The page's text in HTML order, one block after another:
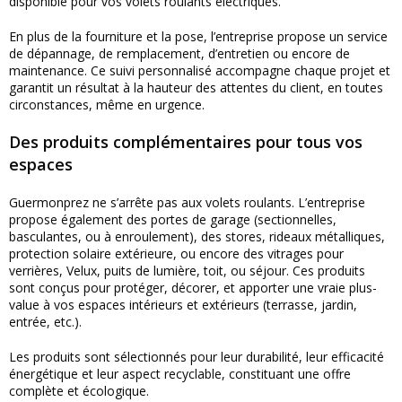
En plus de la fourniture et la pose, l’entreprise propose un service
de dépannage, de remplacement, d’entretien ou encore de
maintenance. Ce suivi personnalisé accompagne chaque projet et
garantit un résultat à la hauteur des attentes du client, en toutes
circonstances, même en urgence.
Des produits complémentaires pour tous vos
espaces
Guermonprez ne s’arrête pas aux volets roulants. L’entreprise
propose également des portes de garage (sectionnelles,
basculantes, ou à enroulement), des stores, rideaux métalliques,
protection solaire extérieure, ou encore des vitrages pour
verrières, Velux, puits de lumière, toit, ou séjour. Ces produits
sont conçus pour protéger, décorer, et apporter une vraie plus-
value à vos espaces intérieurs et extérieurs (terrasse, jardin,
entrée, etc.).
Les produits sont sélectionnés pour leur durabilité, leur efficacité
énergétique et leur aspect recyclable, constituant une offre
complète et écologique.